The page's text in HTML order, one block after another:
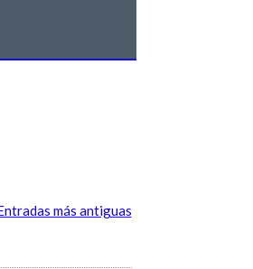
más antiguas